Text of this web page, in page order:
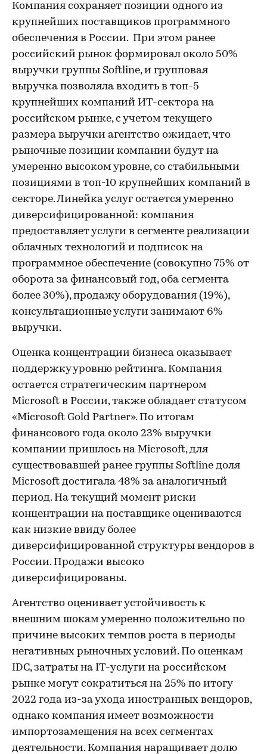
Компания сохраняет позиции одного из
крупнейших поставщиков программного
обеспечения в России. При этом ранее
российский рынок формировал около 50%
выручки группы Softline, и групповая
выручка позволяла входить в топ-5
крупнейших компаний ИТ-сектора на
российском рынке, с учетом текущего
размера выручки агентство ожидает, что
рыночные позиции компании будут на
умеренно высоком уровне, со стабильными
позициями в топ-10 крупнейших компаний в
секторе. Линейка услуг остается умеренно
диверсифицированной: компания
предоставляет услуги в сегменте реализации
облачных технологий и подписок на
программное обеспечение (совокупно 75% от
оборота за финансовый год, оба сегмента
более 30%), продажу оборудования (19%),
консультационные услуги занимают 6%
выручки.
Оценка концентрации бизнеса оказывает
поддержку уровню рейтинга. Компания
остается стратегическим партнером
Microsoft в России, также обладает статусом
«Microsoft Gold Partner». По итогам
финансового года около 23% выручки
компании пришлось на Microsoft, для
существовавшей ранее группы Softline доля
Microsoft достигала 48% за аналогичный
период. На текущий момент риски
концентрации на поставщике оцениваются
как низкие ввиду более
диверсифицированной структуры вендоров в
России. Продажи высоко
диверсифицированы.
Агентство оценивает устойчивость к
внешним шокам умеренно положительно по
причине высоких темпов роста в периоды
негативных рыночных условий. По оценкам
IDC, затраты на IT-услуги на российском
рынке могут сократиться на 25% по итогу
2022 года из-за ухода иностранных вендоров,
однако компания имеет возможности
импортозамещения на всех сегментах
деятельности. Компания наращивает долю